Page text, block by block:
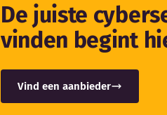
De juiste
vinden begint
Vind een aanbieder